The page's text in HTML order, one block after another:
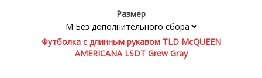
Размер
Футболка с длинным рукавом TLD McQUEEN
AMERICANA LSDT Grew Gray